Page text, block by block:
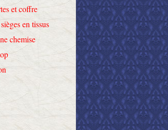
et coffre
en tissus
chemise